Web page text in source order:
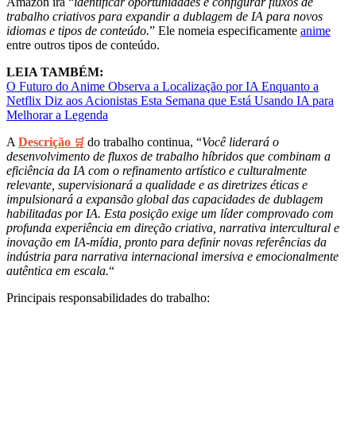
trabalho criativos para expandir a dublagem de IA para novos
idiomas e tipos de conteúdo.” Ele nomeia especificamente anime
entre outros tipos de conteúdo.
LEIA TAMBÉM:
O Futuro do Anime Observa a Localização por IA Enquanto a
Netflix Diz aos Acionistas Esta Semana que Está Usando IA para
Melhorar a Legenda
A Descrição 🛒 do trabalho continua, “Você liderará o
desenvolvimento de fluxos de trabalho híbridos que combinam a
eficiência da IA com o refinamento artístico e culturalmente
relevante, supervisionará a qualidade e as diretrizes éticas e
impulsionará a expansão global das capacidades de dublagem
habilitadas por IA. Esta posição exige um líder comprovado com
profunda experiência em direção criativa, narrativa intercultural e
inovação em IA-mídia, pronto para definir novas referências da
indústria para narrativa internacional imersiva e emocionalmente
autêntica em escala.“
Principais responsabilidades do trabalho: